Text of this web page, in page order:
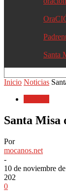
Santa
Inicio Noticias
Santa Misa
Por
mocanos.net
-
10 de noviembre
202
0